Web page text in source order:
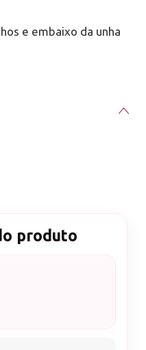
e embaixo da unha
produto